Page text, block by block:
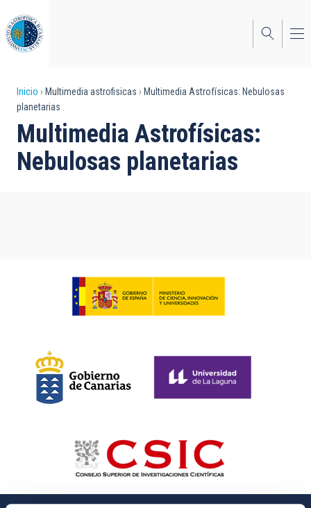
al
contenido
principal
Sobrescribir
enlaces
de
ayuda
Inicio Multimedia astrofisicas
Multimedia Astrofísicas: Nebulosas
planetarias
Multimedia Astrofísicas:
Nebulosas planetarias